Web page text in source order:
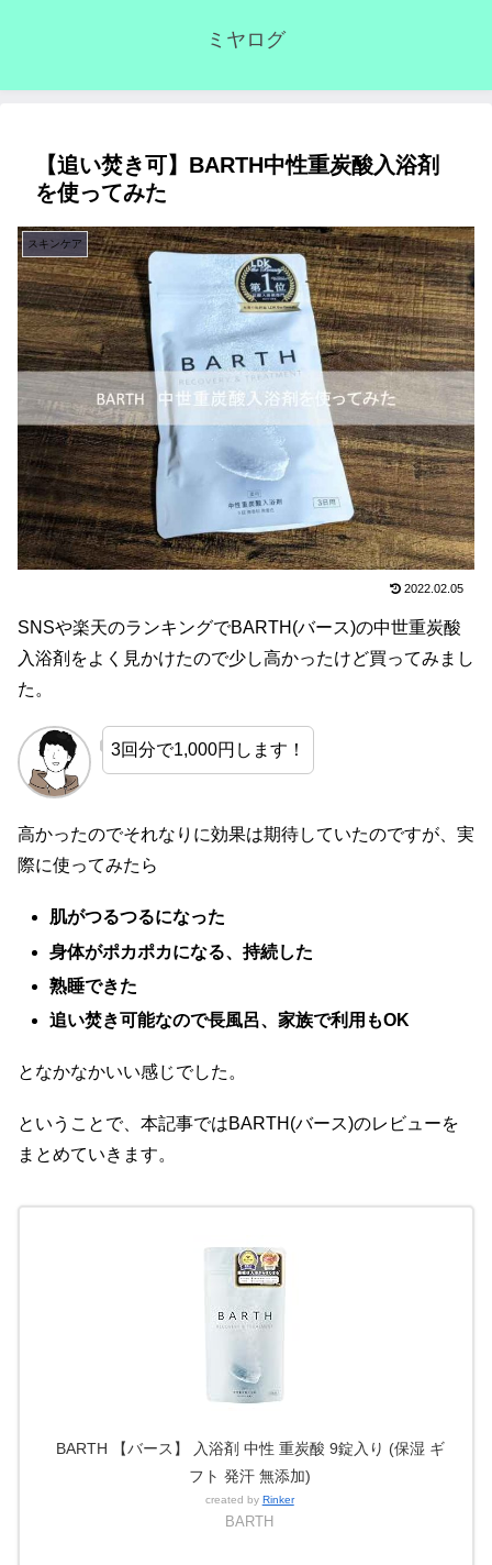
ミヤログ
【追い焚き可】BARTH中性重炭酸入浴剤
を使ってみた
スキンケア
2022.02.05
SNSや楽天のランキングでBARTH(バース)の中世重炭酸
入浴剤をよく見かけたので少し高かったけど買ってみまし
た。
3回分で1,000円します！
高かったのでそれなりに効果は期待していたのですが、実
際に使ってみたら
肌がつるつるになった
身体がポカポカになる、持続した
熟睡できた
追い焚き可能なので長風呂、家族で利用もOK
となかなかいい感じでした。
ということで、本記事ではBARTH(バース)のレビューを
まとめていきます。
BARTH 【バース】 入浴剤 中性 重炭酸 9錠入り (保湿 ギ
フト 発汗 無添加)
created by Rinker
BARTH